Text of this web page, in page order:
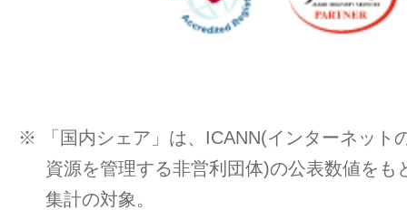
※ 「国内シェア」は、ICANN(インターネット
資源を管理する非営利団体)の公表数値をも
集計の対象。